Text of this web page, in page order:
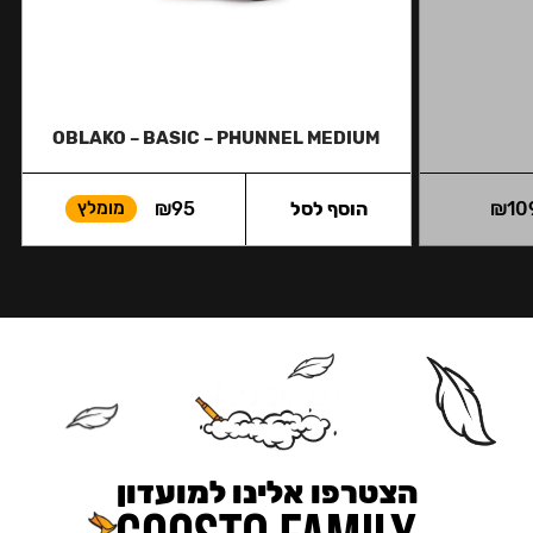
₪
OBLAKO – BASIC – PHUNNEL MEDIUM
₪95 מומלץ הוסף לסל
הצטרפו אלינו למועדון